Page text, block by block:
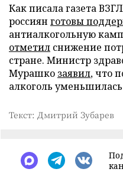
Как писала газета
россиян готовы
антиалкогольную
отметил снижение
стране. Министр
Мурашко заявил, что
алкоголь
Текст: Дмитрий Зубарев